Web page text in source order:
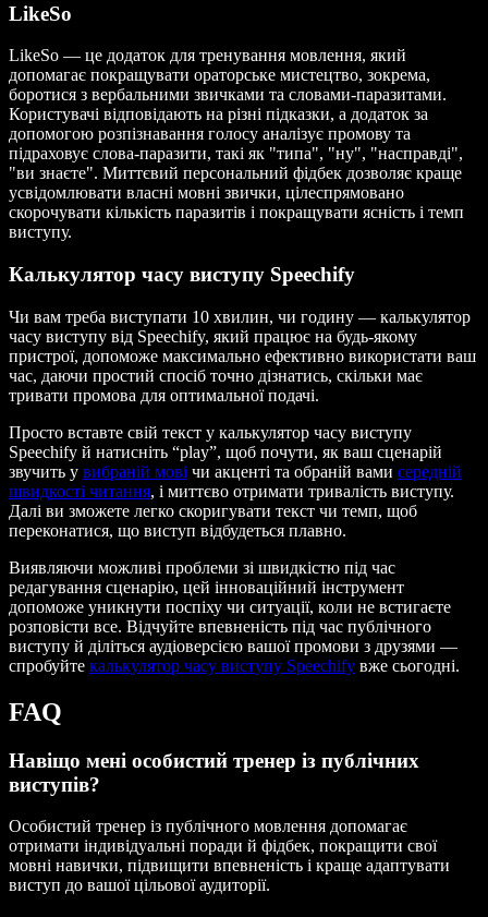
LikeSo
LikeSo — це додаток для тренування мовлення, який
допомагає покращувати ораторське мистецтво, зокрема,
боротися з вербальними звичками та словами-паразитами.
Користувачі відповідають на різні підказки, а додаток за
допомогою розпізнавання голосу аналізує промову та
підраховує слова-паразити, такі як "типа", "ну", "насправді",
"ви знаєте". Миттєвий персональний фідбек дозволяє краще
усвідомлювати власні мовні звички, цілеспрямовано
скорочувати кількість паразитів і покращувати ясність і темп
виступу.
Калькулятор часу виступу Speechify
Чи вам треба виступати 10 хвилин, чи годину — калькулятор
часу виступу від Speechify, який працює на будь-якому
пристрої, допоможе максимально ефективно використати ваш
час, даючи простий спосіб точно дізнатись, скільки має
тривати промова для оптимальної подачі.
Просто вставте свій текст у калькулятор часу виступу
Speechify й натисніть “play”, щоб почути, як ваш сценарій
звучить у вибраній мові чи акценті та обраній вами середній
швидкості читання, і миттєво отримати тривалість виступу.
Далі ви зможете легко скоригувати текст чи темп, щоб
переконатися, що виступ відбудеться плавно.
Виявляючи можливі проблеми зі швидкістю під час
редагування сценарію, цей інноваційний інструмент
допоможе уникнути поспіху чи ситуації, коли не встигаєте
розповісти все. Відчуйте впевненість під час публічного
виступу й діліться аудіоверсією вашої промови з друзями —
спробуйте калькулятор часу виступу Speechify вже сьогодні.
FAQ
Навіщо мені особистий тренер із публічних
виступів?
Особистий тренер із публічного мовлення допомагає
отримати індивідуальні поради й фідбек, покращити свої
мовні навички, підвищити впевненість і краще адаптувати
виступ до вашої цільової аудиторії.